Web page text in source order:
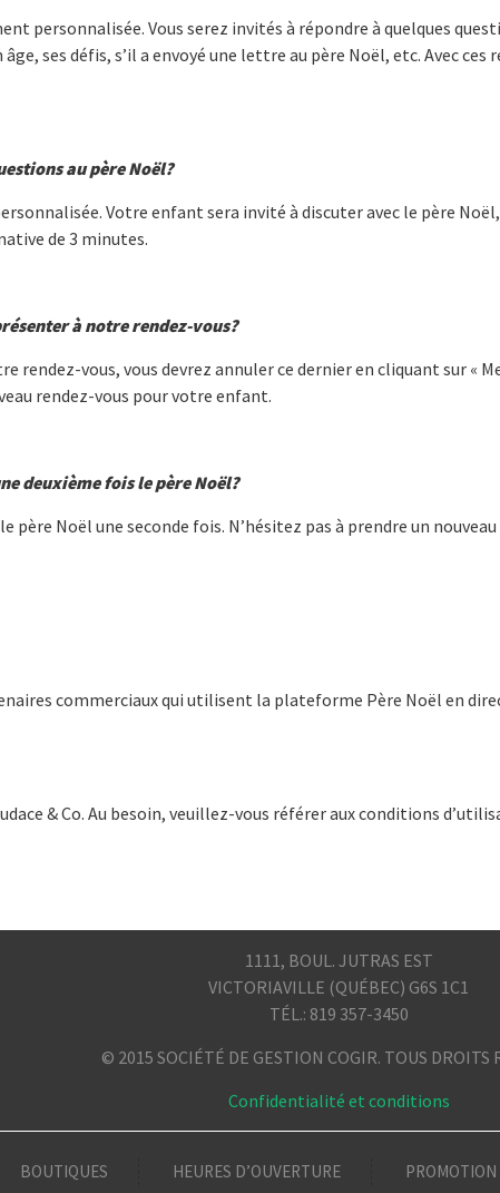
personnalisée. Vous serez invités à répondre à quelques
ses défis, s’il a envoyé une lettre au père Noël, etc. Avec
au père Noël?
Votre enfant sera invité à discuter avec le père
de 3 minutes.
à notre rendez-vous?
rendez-vous, vous devrez annuler ce dernier en cliquant sur «
rendez-vous pour votre enfant.
deuxième fois le père Noël?
Noël une seconde fois. N’hésitez pas à prendre un
commerciaux qui utilisent la plateforme Père Noël en
& Co. Au besoin, veuillez-vous référer aux conditions
1111, BOUL. JUTRAS EST
VICTORIAVILLE (QUÉBEC) G6S 1C1
TÉL.: 819 357-3450
© 2015 SOCIÉTÉ DE GESTION COGIR. TOUS DROITS
Confidentialité et conditions
BOUTIQUES HEURES D’OUVERTURE PROMOTION